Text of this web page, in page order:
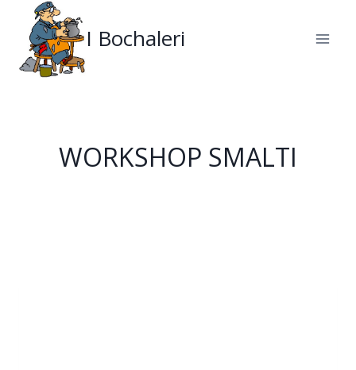
contenuto
I Bochaleri
WORKSHOP SMALTI